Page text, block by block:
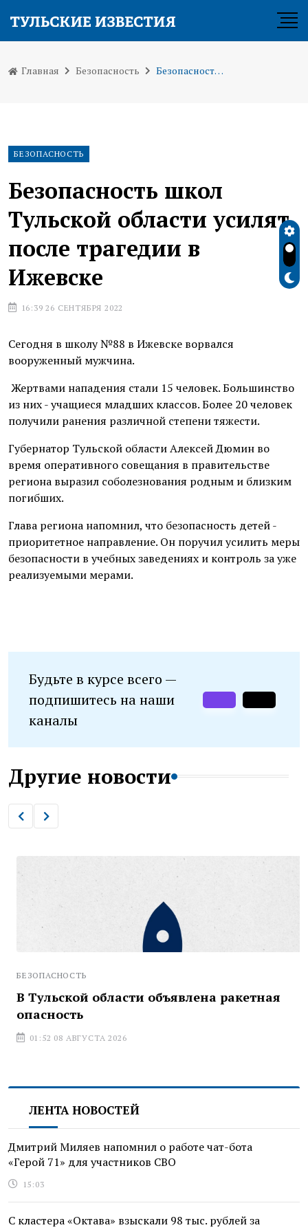
Главная Безопасность Безопасность школ Тульской области усилят после трагедии в Ижевске
БЕЗОПАСНОСТЬ
Безопасность школ
Тульской области усилят
после трагедии в
Ижевске
16:39 26 СЕНТЯБРЯ 2022
Сегодня в школу №88 в Ижевске ворвался
вооруженный мужчина.
Жертвами нападения стали 15 человек. Большинство
из них - учащиеся младших классов. Более 20 человек
получили ранения различной степени тяжести.
Губернатор Тульской области Алексей Дюмин во
время оперативного совещания в правительстве
региона выразил соболезнования родным и близким
погибших.
Глава региона напомнил, что безопасность детей -
приоритетное направление. Он поручил усилить меры
безопасности в учебных заведениях и контроль за уже
реализуемыми мерами.
Будьте в курсе всего —
подпишитесь на наши
каналы
Другие новости
БЕЗОПАСНОСТЬ
В Тульской области объявлена ракетная
опасность
01:52 08 АВГУСТА 2026
ЛЕНТА НОВОСТЕЙ
Дмитрий Миляев напомнил о работе чат-бота
«Герой 71» для участников СВО
15:03
С кластера «Октава» взыскали 98 тыс. рублей за